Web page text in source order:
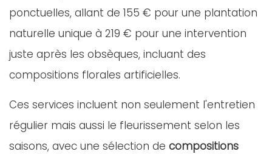
ponctuelles, allant de 155 € pour une plantation
naturelle unique à 219 € pour une intervention
juste après les obsèques, incluant des
compositions florales artificielles.
Ces services incluent non seulement l'entretien
régulier mais aussi le fleurissement selon les
saisons, avec une sélection de compositions